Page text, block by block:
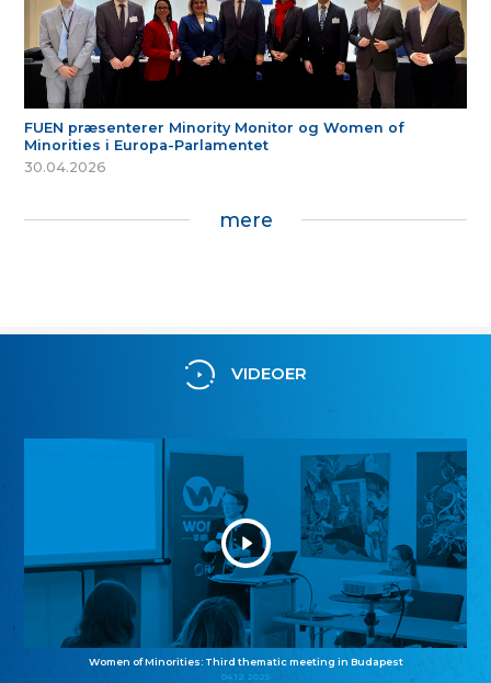
FUEN præsenterer Minority Monitor og Women of
Minorities i Europa-Parlamentet
30.04.2026
mere
VIDEOER
Women of Minorities: Third thematic meeting in Budapest
04.12.2025